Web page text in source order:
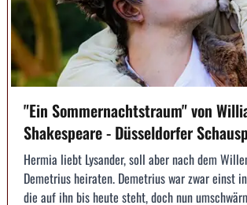
"Ein Sommernachtstraum" von
Shakespeare - Düsseldorfer
Hermia liebt Lysander, soll aber nach dem
Demetrius heiraten. Demetrius war zwar einst
die auf ihn bis heute steht, doch nun